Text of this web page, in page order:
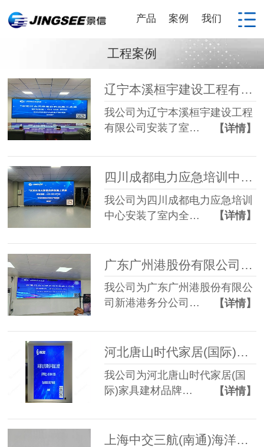
产品 案例 我们
工程案例
辽宁本溪桓宇建设工程有限公司全彩P1.86 LED显示屏
我公司为辽宁本溪桓宇建设工程
有限公司安装了室…
【详情】
四川成都电力应急培训中心全彩P1.25 LED显示屏
我公司为四川成都电力应急培训
中心安装了室内全…
【详情】
我公司为广东广州港股份有限公
司新港港务分公司…
【详情】
河北唐山时代家居(国际)家具建材品牌博览中心恒洁卫浴P2.5 LED显示屏
我公司为河北唐山时代家居(国
际)家具建材品牌…
【详情】
上海中交三航(南通)海洋工程公司P2.5 LED显示屏